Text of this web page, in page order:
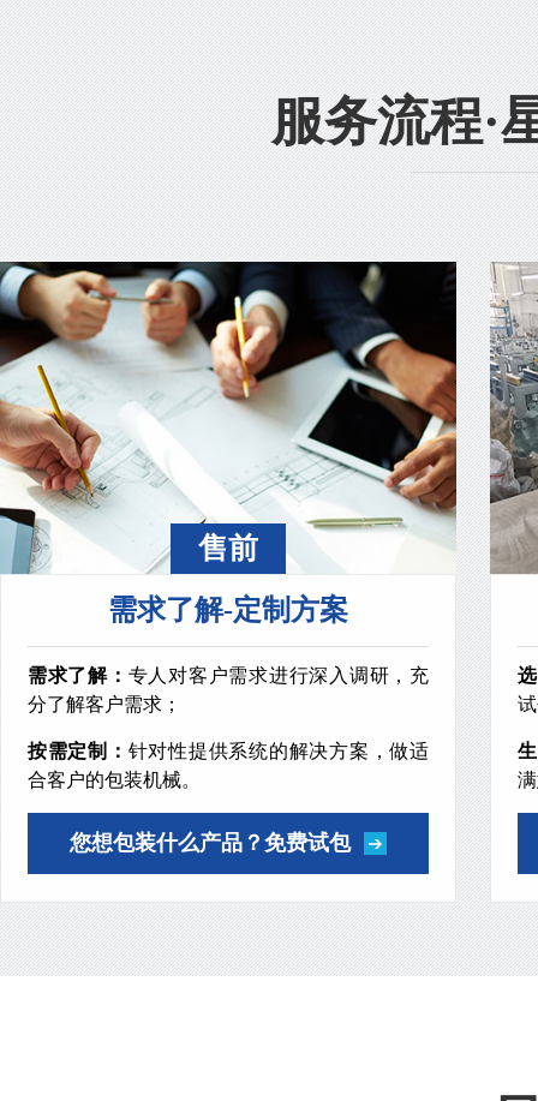
服务流程·
售前
需求了解-定制方案
需求了解： 专人对客户需求进行深入调研，充
分了解客户需求；
按需定制： 针对性提供系统的解决方案，做适
合客户的包装机械。
您想包装什么产品？免费试包